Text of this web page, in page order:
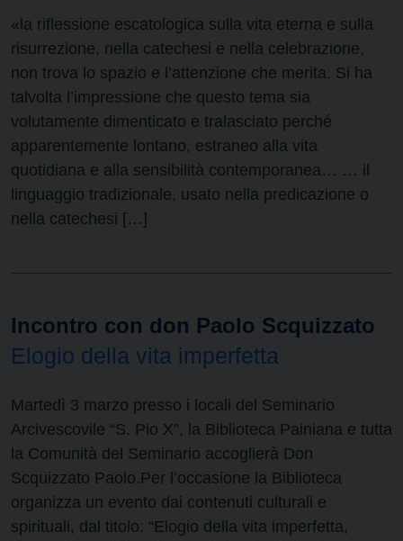
«la riflessione escatologica sulla vita eterna e sulla
risurrezione, nella catechesi e nella celebrazione,
non trova lo spazio e l’attenzione che merita. Si ha
talvolta l’impressione che questo tema sia
volutamente dimenticato e tralasciato perché
apparentemente lontano, estraneo alla vita
quotidiana e alla sensibilità contemporanea… … il
linguaggio tradizionale, usato nella predicazione o
nella catechesi […]
Incontro con don Paolo Scquizzato
Elogio della vita imperfetta
Martedì 3 marzo presso i locali del Seminario
Arcivescovile “S. Pio X”, la Biblioteca Painiana e tutta
la Comunità del Seminario accoglierà Don
Scquizzato Paolo.Per l’occasione la Biblioteca
organizza un evento dai contenuti culturali e
spirituali, dal titolo: “Elogio della vita imperfetta,